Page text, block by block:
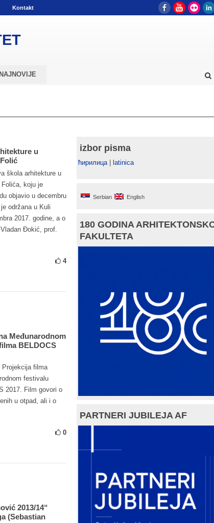
Kontakt FacebookYouTube
NAJNOVIJE
u
škola arhitekture u
Folića, koju je
objavio u decembru
održana u Kuli
2017. godine, a o
Đokić, prof.
4
Međunarodnom
BELDOCS
Projekcija filma
festivalu
2017. Film govori o
u otpad, ali i o
0
2013/14“
(Sebastian
izbor pisma
ћирилица| latinica
Serbian English
180 GODINA
FAKULTETA
PARTNERI JUBILEJA AF